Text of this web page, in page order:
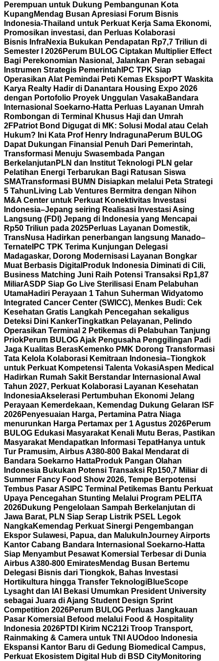
Perempuan untuk Dukung Pembangunan Kota
Kupang Mendag Busan Apresiasi Forum Bisnis
Indonesia-Thailand untuk Perkuat Kerja Sama Ekonomi,
Promosikan investasi, dan Perluas Kolaborasi
Bisnis InfraNexia Bukukan Pendapatan Rp7,7 Triliun di
Semester I 2026Perum BULOG Ciptakan Multiplier Effect
Bagi Perekonomian Nasional, Jalankan Peran sebagai
Instrumen Strategis Pemerintah IPC TPK Siap
Operasikan Alat Pemindai Peti Kemas EksporPT Waskita
Karya Realty Hadir di Danantara Housing Expo 2026
dengan Portofolio Proyek Unggulan VasakaBandara
Internasional Soekarno-Hatta Perluas Layanan Umrah
Rombongan di Terminal Khusus Haji dan Umrah
2FPatriot Bond Digugat di MK: Solusi Modal atau Celah
Hukum? Ini Kata Prof Henry IndragunaPerum BULOG
Dapat Dukungan Finansial Penuh Dari Pemerintah,
Transformasi Menuju Swasembada Pangan
Berkelanjutan PLN dan Institut Teknologi PLN gelar
Pelatihan Energi Terbarukan Bagi Ratusan Siswa
SMATransformasi BUMN Disiapkan melalui Peta Strategi
5 Tahun Living Lab Ventures Bermitra dengan Nihon
M&A Center untuk Perkuat Konektivitas Investasi
Indonesia–Jepang seiring Realisasi Investasi Asing
Langsung (FDI) Jepang di Indonesia yang Mencapai
Rp50 Triliun pada 2025Perluas Layanan Domestik,
TransNusa Hadirkan penerbangan langsung Manado–
Ternate IPC TPK Terima Kunjungan Delegasi
Madagaskar, Dorong Modernisasi Layanan Bongkar
Muat Berbasis Digital Produk Indonesia Diminati di Cili,
Business Matching Juni Raih Potensi Transaksi Rp1,87
MiliarASDP Siap Go Live Sterilisasi Enam Pelabuhan
UtamaHadiri Perayaan 1 Tahun Suherman Widyatomo
Integrated Cancer Center (SWICC), Menkes Budi: Cek
Kesehatan Gratis Langkah Pencegahan sekaligus
Deteksi Dini KankerTingkatkan Pelayanan, Pelindo
Operasikan Terminal 2 Petikemas di Pelabuhan Tanjung
PriokPerum BULOG Ajak Pengusaha Penggilingan Padi
Jaga Kualitas BerasKemenko PMK Dorong Transformasi
Tata Kelola Kolaborasi Kemitraan Indonesia–Tiongkok
untuk Perkuat Kompetensi Talenta VokasiAspen Medical
Hadirkan Rumah Sakit Berstandar Internasional Awal
Tahun 2027, Perkuat Kolaborasi Layanan Kesehatan
IndonesiaAkselerasi Pertumbuhan Ekonomi Jelang
Perayaan Kemerdekaan, Kemendag Dukung Gelaran ISF
2026Penyesuaian Harga, Pertamina Patra Niaga
menurunkan Harga Pertamax per 1 Agustus 2026Perum
BULOG Edukasi Masyarakat Kenali Mutu Beras, Pastikan
Masyarakat Mendapatkan Informasi TepatHanya untuk
Tur Pramusim, Airbus A380-800 Bakal Mendarat di
Bandara Soekarno HattaProduk Pangan Olahan
Indonesia Bukukan Potensi Transaksi Rp150,7 Miliar di
Summer Fancy Food Show 2026, Tempe Berpotensi
Tembus Pasar AS IPC Terminal Petikemas Bantu Perkuat
Upaya Pencegahan Stunting Melalui Program PELITA
2026Dukung Pengelolaan Sampah Berkelanjutan di
Jawa Barat, PLN Siap Serap Listrik PSEL Legok
NangkaKemendag Perkuat Sinergi Pengembangan
Ekspor Sulawesi, Papua, dan Maluku InJourney Airports
Kantor Cabang Bandara Internasional Soekarno-Hatta
Siap Menyambut Pesawat Komersial Terbesar di Dunia
Airbus A380-800 EmiratesMendag Busan Bertemu
Delegasi Bisnis dari Tiongkok, Bahas Investasi
Hortikultura hingga Transfer TeknologiBlueScope
Lysaght dan IAI Bekasi Umumkan President University
sebagai Juara di Ajang Student Design Sprint
Competition 2026Perum BULOG Perluas Jangkauan
Pasar Komersial Befood melalui Food & Hospitality
Indonesia 2026PTDI Kirim NC212i Troop Transport,
Rainmaking & Camera untuk TNI AUOdoo Indonesia
Ekspansi Kantor Baru di Gedung Biomedical Campus,
Perkuat Ekosistem Digital Hub di BSD CityMonitoring